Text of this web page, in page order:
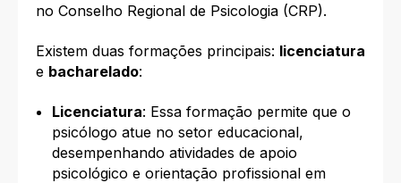
no Conselho Regional de Psicologia (CRP).
Existem duas formações principais: licenciatura
e bacharelado:
Licenciatura: Essa formação permite que o
psicólogo atue no setor educacional,
desempenhando atividades de apoio
psicológico e orientação profissional em